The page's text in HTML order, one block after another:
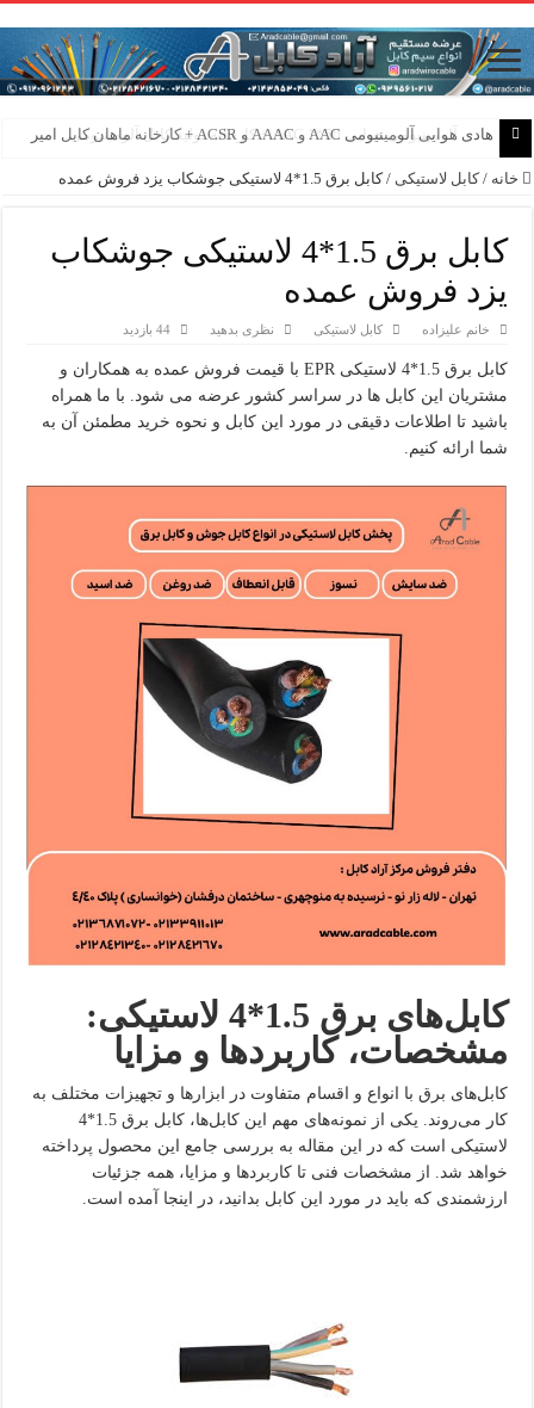
هادی هوایی آلومینیومی AAC و AAAC و ACSR + کارخانه ماهان کابل امیر
خانه / کابل لاستیکی / کابل برق 1.5*4 لاستیکی جوشکاب یزد فروش عمده
کابل برق 1.5*4 لاستیکی جوشکاب
یزد فروش عمده
خانم علیزاده کابل لاستیکی نظری بدهید 44 بازدید
کابل برق 1.5*4 لاستیکی EPR با قیمت فروش عمده به همکاران و
مشتریان این کابل ها در سراسر کشور عرضه می شود. با ما همراه
باشید تا اطلاعات دقیقی در مورد این کابل و نحوه خرید مطمئن آن به
شما ارائه کنیم.
کابل‌های برق 1.5*4 لاستیکی:
مشخصات، کاربردها و مزایا
کابل‌های برق با انواع و اقسام متفاوت در ابزارها و تجهیزات مختلف به
کار می‌روند. یکی از نمونه‌های مهم این کابل‌ها، کابل برق 1.5*4
لاستیکی است که در این مقاله به بررسی جامع این محصول پرداخته
خواهد شد. از مشخصات فنی تا کاربردها و مزایا، همه جزئیات
ارزشمندی که باید در مورد این کابل بدانید، در اینجا آمده است.